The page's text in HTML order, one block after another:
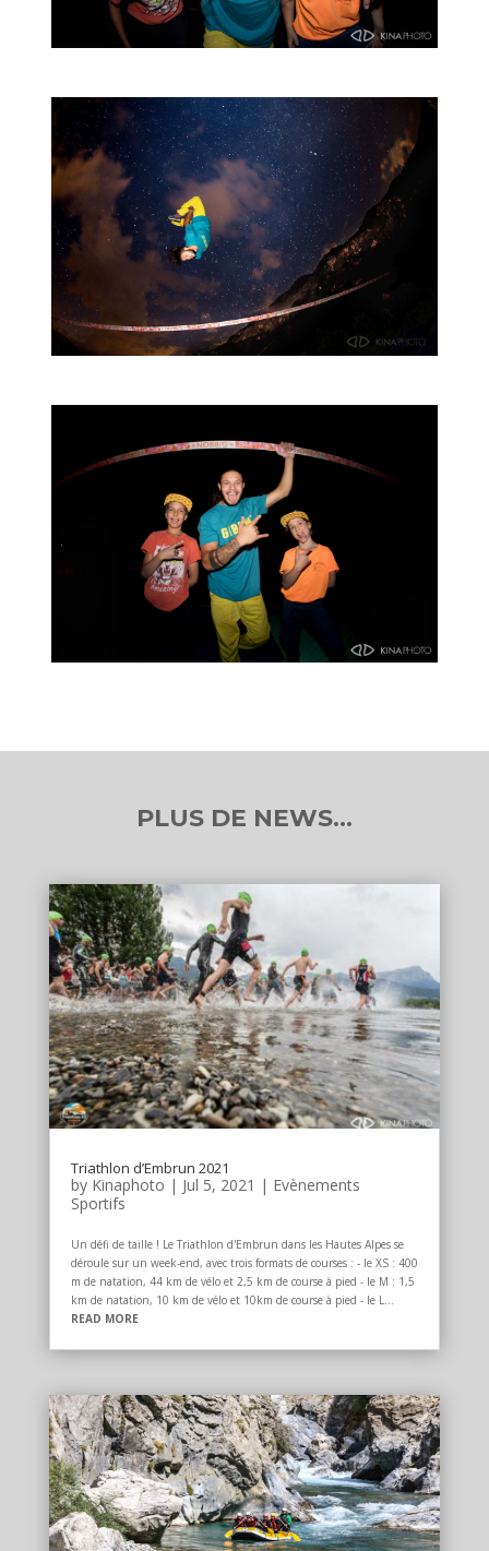
PLUS DE NEWS…
Triathlon d’Embrun 2021
by Kinaphoto | Jul 5, 2021 | Evènements
Sportifs
Un défi de taille ! Le Triathlon d'Embrun dans les Hautes Alpes se
déroule sur un week-end, avec trois formats de courses : - le XS : 400
m de natation, 44 km de vélo et 2,5 km de course à pied - le M : 1,5
km de natation, 10 km de vélo et 10km de course à pied - le L...
READ MORE